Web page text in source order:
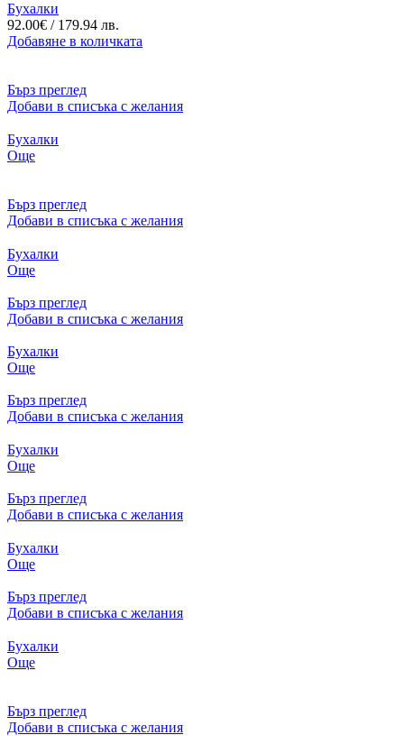
Бухалки
92.00€ / 179.94 лв.
Добавяне в количката
Бърз преглед
Добави в списъка с желания
Бухалки
Още
Бърз преглед
Добави в списъка с желания
Бухалки
Още
Бърз преглед
Добави в списъка с желания
Бухалки
Още
Бърз преглед
Добави в списъка с желания
Бухалки
Още
Бърз преглед
Добави в списъка с желания
Бухалки
Още
Бърз преглед
Добави в списъка с желания
Бухалки
Още
Бърз преглед
Добави в списъка с желания